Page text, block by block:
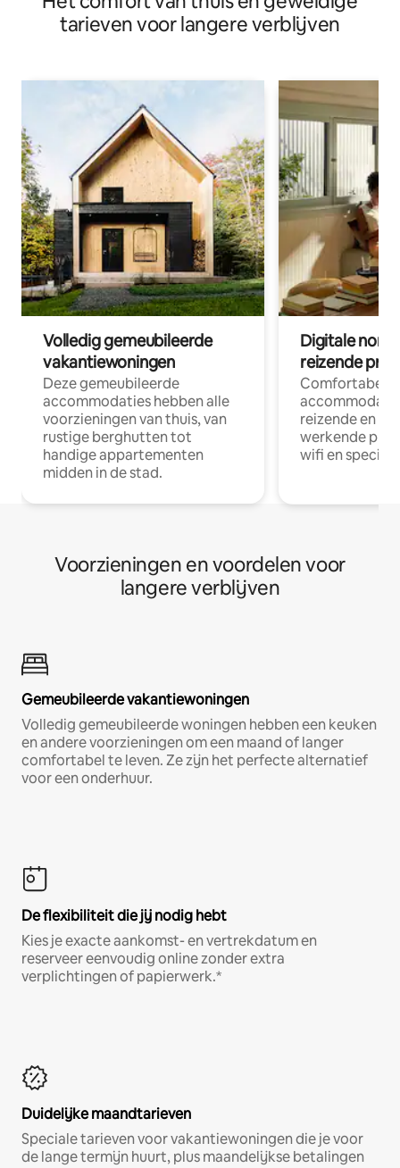
tarieven voor langere verblijven
Volledig gemeubileerde
vakantiewoningen
Deze gemeubileerde
accommodaties hebben alle
voorzieningen van thuis, van
rustige berghutten tot
handige appartementen
midden in de stad.
Digitale
reizende
Comfortabele
reizende en
werkende
wifi en
Voorzieningen en voordelen voor
langere verblijven
Gemeubileerde vakantiewoningen
Volledig gemeubileerde woningen hebben een keuken
en andere voorzieningen om een maand of langer
comfortabel te leven. Ze zijn het perfecte alternatief
voor een onderhuur.
De flexibiliteit die jij nodig hebt
Kies je exacte aankomst- en vertrekdatum en
reserveer eenvoudig online zonder extra
verplichtingen of papierwerk.*
Duidelijke maandtarieven
Speciale tarieven voor vakantiewoningen die je voor
de lange termijn huurt, plus maandelijkse betalingen